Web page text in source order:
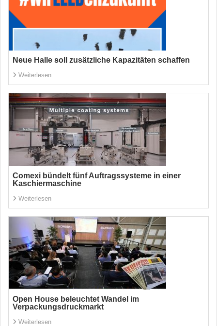
Neue Halle soll zusätzliche Kapazitäten schaffen
Weiterlesen
Comexi bündelt fünf Auftragssysteme in einer
Kaschiermaschine
Weiterlesen
Open House beleuchtet Wandel im
Verpackungsdruckmarkt
Weiterlesen